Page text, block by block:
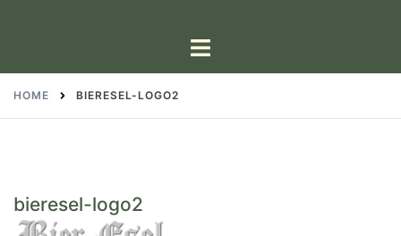
Toggle
HOME BIERESEL-LOGO2
bieresel-logo2